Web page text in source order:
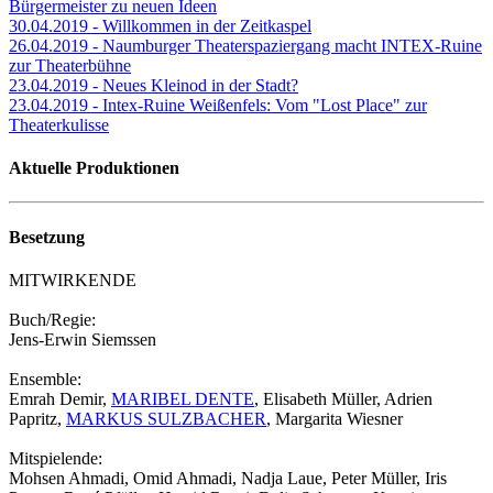
Bürgermeister zu neuen Ideen
30.04.2019 - Willkommen in der Zeitkaspel
26.04.2019 - Naumburger Theaterspaziergang macht INTEX-Ruine
zur Theaterbühne
23.04.2019 - Neues Kleinod in der Stadt?
23.04.2019 - Intex-Ruine Weißenfels: Vom "Lost Place" zur
Theaterkulisse
Aktuelle Produktionen
Besetzung
MITWIRKENDE
Buch/Regie:
Jens-Erwin Siemssen
Ensemble:
Emrah Demir, MARIBEL DENTE, Elisabeth Müller, Adrien
Papritz, MARKUS SULZBACHER, Margarita Wiesner
Mitspielende:
Mohsen Ahmadi, Omid Ahmadi, Nadja Laue, Peter Müller, Iris